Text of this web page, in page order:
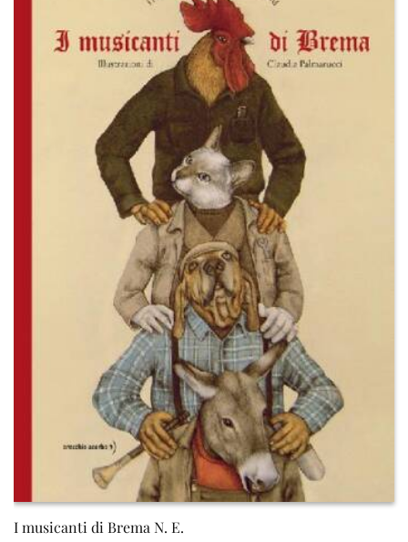
I musicanti di Brema N. E.